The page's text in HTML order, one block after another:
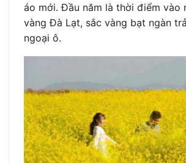
áo mới. Đầu năm là thời điểm vào
vàng Đà Lạt, sắc vàng bạt ngàn
ngoại ô.